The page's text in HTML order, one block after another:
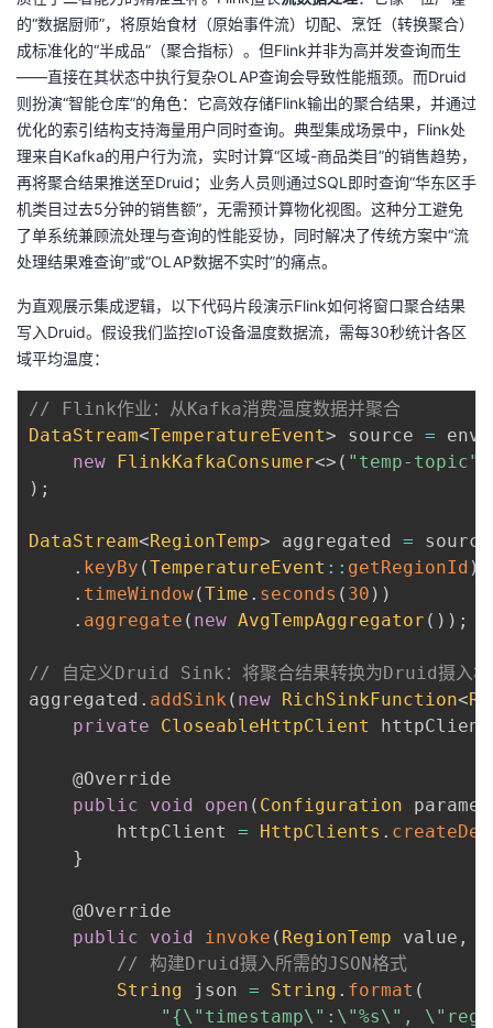
的“数据厨师”，将原始食材（原始事件流）切配、烹饪（转换聚合）
成标准化的“半成品”（聚合指标）。但Flink并非为高并发查询而生
——直接在其状态中执行复杂OLAP查询会导致性能瓶颈。而Druid
则扮演“智能仓库”的角色：它高效存储Flink输出的聚合结果，并通过
优化的索引结构支持海量用户同时查询。典型集成场景中，Flink处
理来自Kafka的用户行为流，实时计算“区域-商品类目”的销售趋势，
再将聚合结果推送至Druid；业务人员则通过SQL即时查询“华东区手
机类目过去5分钟的销售额”，无需预计算物化视图。这种分工避免
了单系统兼顾流处理与查询的性能妥协，同时解决了传统方案中“流
处理结果难查询”或“OLAP数据不实时”的痛点。
为直观展示集成逻辑，以下代码片段演示Flink如何将窗口聚合结果
写入Druid。假设我们监控IoT设备温度数据流，需每30秒统计各区
域平均温度：
// Flink作业：从Kafka消费温度数据并聚合
DataStream<TemperatureEvent> source = env
new FlinkKafkaConsumer<> ( "temp-topic"
) ;
DataStream<RegionTemp> aggregated = source
. keyBy (TemperatureEvent :: getRegionId )
. timeWindow(Time . seconds ( 30 ) )
. aggregate ( new AvgTempAggregator ( ) ) ;
// 自定义Druid Sink：将聚合结果转换为Druid摄入格
aggregated . addSink ( new RichSinkFunction<
private
CloseableHttpClient httpClient
@Override
public
void open ( Configuration
        httpClient
= HttpClients .
}
@Override
public
void invoke ( RegionTemp value ,
// 构建Druid摄入所需的JSON格式
String json = String . format (
"{\"timestamp\":\"%s\",